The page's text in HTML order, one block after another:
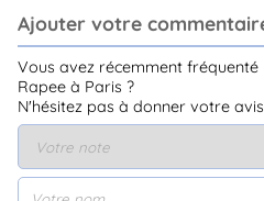
Ajouter votre
Vous avez récemment fréquenté
Rapee à Paris ?
N'hésitez pas à donner votre